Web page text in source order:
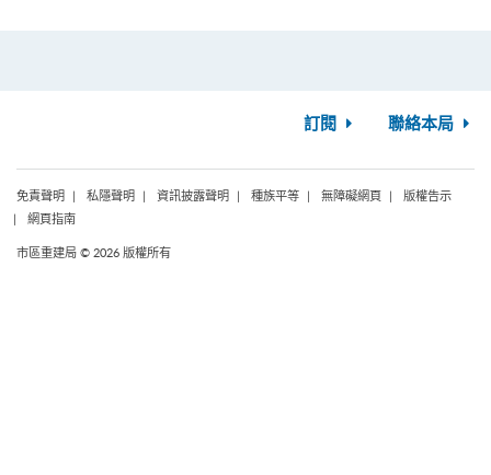
訂閱 聯絡本局
免責聲明 私隱聲明 資訊披露聲明 種族平等 無障礙網頁
版權告示
網頁指南
市區重建局 © 2026 版權所有